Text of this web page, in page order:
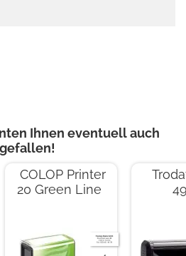
Ihnen eventuell auch
gefallen!
COLOP Printer
20 Green Line